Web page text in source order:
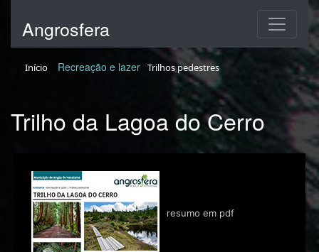
Angrosfera
Início Recreação e lazer Trilhos pedestres
Trilho da Lagoa do Cerro
resumo em pdf